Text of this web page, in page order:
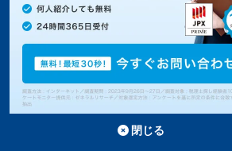
アミューズメント・レジャーが得意な坂井の事務
閉じる